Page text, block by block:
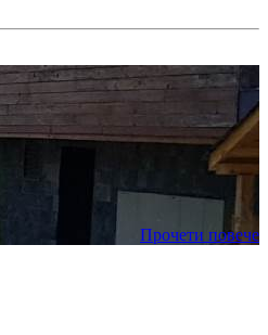
Прочети повече